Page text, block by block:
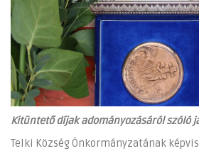
Kitüntető díjak adományozásáról szóló
Telki Község Önkormányzatának